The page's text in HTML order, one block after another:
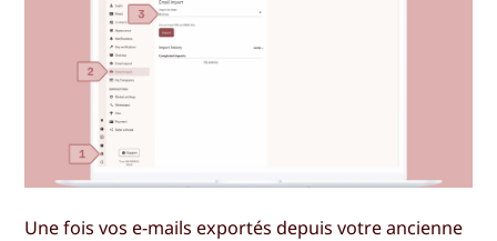
Une fois vos e-mails exportés depuis votre ancienne